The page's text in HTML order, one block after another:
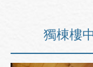
獨棟樓